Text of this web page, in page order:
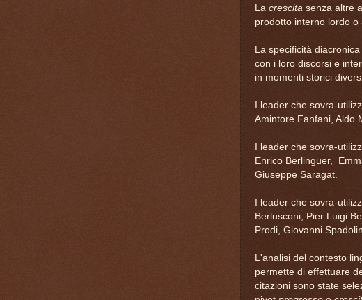
La crescita senza altre
prodotto interno lordo o
La specificità
con i loro discorsi e
in momenti storici
I leader che sovra-
Amintore Fanfani, Aldo
I leader che sovra-
Enrico Berlinguer,
Giuseppe Saragat.
I leader che sovra-
Berlusconi, Pier Luigi
Prodi, Giovanni
L'analisi del contesto
permette di effettuare
citazioni sono state